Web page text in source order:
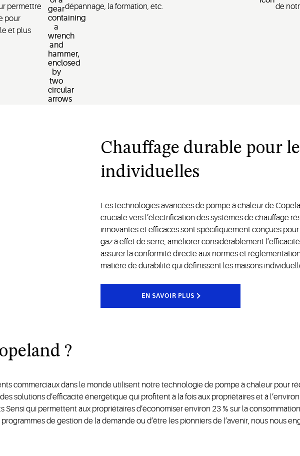
permettre
pour
et plus
dépannage, la formation, etc.
de
Chauffage durable pour
individuelles
Les technologies avancées de pompe à chaleur de
cruciale vers l’électrification des systèmes de chauffage
innovantes et efficaces sont spécifiquement conçues
gaz à effet de serre, améliorer considérablement
assurer la conformité directe aux normes et
matière de durabilité qui définissent les maisons
EN SAVOIR PLUS
?
commerciaux dans le monde utilisent notre technologie de pompe à chaleur pour
solutions d’efficacité énergétique qui profitent à la fois aux propriétaires et à
Sensi qui permettent aux propriétaires d’économiser environ 23 % sur la
de gestion de la demande ou d’être les pionniers de l’avenir, nous nous